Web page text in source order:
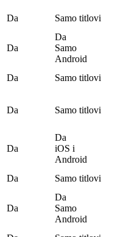
Da Samo titlovi
Da
Da
Samo
Android
Da Samo titlovi
Da Samo titlovi
Da
Da
iOS i
Android
Da Samo titlovi
Da
Da
Samo
Android